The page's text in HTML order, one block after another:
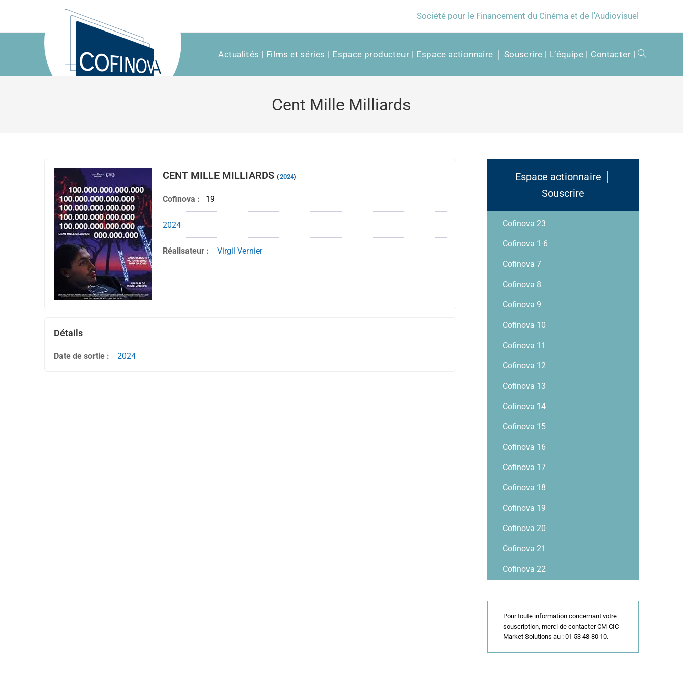
Société pour le Financement du Cinéma et de l'Audiovisuel
Actualités Films et séries Espace producteur Espace actionnaire │ Souscrire L’équipe Contacter
Cent Mille Milliards
CENT MILLE MILLIARDS (2024)
Cofinova : 19
2024
Réalisateur : Virgil Vernier
Détails
Date de sortie : 2024
Espace actionnaire │
Souscrire
Cofinova 23
Cofinova 1-6
Cofinova 7
Cofinova 8
Cofinova 9
Cofinova 10
Cofinova 11
Cofinova 12
Cofinova 13
Cofinova 14
Cofinova 15
Cofinova 16
Cofinova 17
Cofinova 18
Cofinova 19
Cofinova 20
Cofinova 21
Cofinova 22
Pour toute information concernant votre
souscription, merci de contacter CM-CIC
Market Solutions au : 01 53 48 80 10.